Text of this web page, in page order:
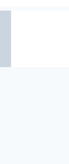
del